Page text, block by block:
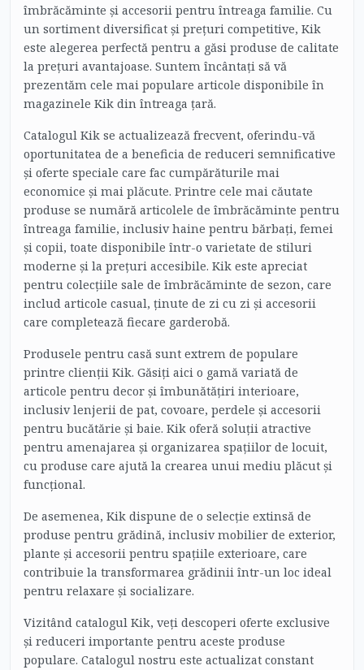
îmbrăcăminte și accesorii pentru întreaga familie. Cu
un sortiment diversificat și prețuri competitive, Kik
este alegerea perfectă pentru a găsi produse de calitate
la prețuri avantajoase. Suntem încântați să vă
prezentăm cele mai populare articole disponibile în
magazinele Kik din întreaga țară.
Catalogul Kik se actualizează frecvent, oferindu-vă
oportunitatea de a beneficia de reduceri semnificative
și oferte speciale care fac cumpărăturile mai
economice și mai plăcute. Printre cele mai căutate
produse se numără articolele de îmbrăcăminte pentru
întreaga familie, inclusiv haine pentru bărbați, femei
și copii, toate disponibile într-o varietate de stiluri
moderne și la prețuri accesibile. Kik este apreciat
pentru colecțiile sale de îmbrăcăminte de sezon, care
includ articole casual, ținute de zi cu zi și accesorii
care completează fiecare garderobă.
Produsele pentru casă sunt extrem de populare
printre clienții Kik. Găsiți aici o gamă variată de
articole pentru decor și îmbunătățiri interioare,
inclusiv lenjerii de pat, covoare, perdele și accesorii
pentru bucătărie și baie. Kik oferă soluții atractive
pentru amenajarea și organizarea spațiilor de locuit,
cu produse care ajută la crearea unui mediu plăcut și
funcțional.
De asemenea, Kik dispune de o selecție extinsă de
produse pentru grădină, inclusiv mobilier de exterior,
plante și accesorii pentru spațiile exterioare, care
contribuie la transformarea grădinii într-un loc ideal
pentru relaxare și socializare.
Vizitând catalogul Kik, veți descoperi oferte exclusive
și reduceri importante pentru aceste produse
populare. Catalogul nostru este actualizat constant